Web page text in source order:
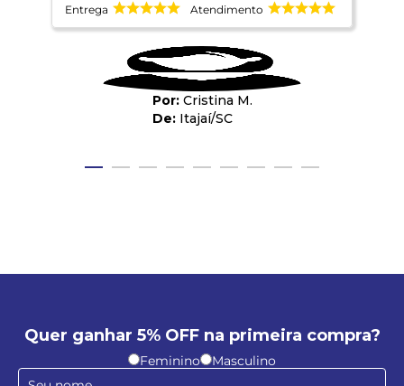
Entrega
Atendimento
Cristina M.
Itajaí/SC
Quer ganhar 5% OFF na primeira compra?
Feminino Masculino